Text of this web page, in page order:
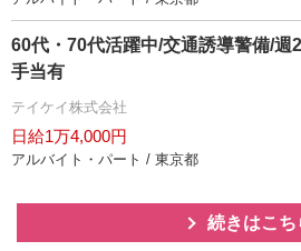
60代・70代活躍中/交通誘導警備/週
手当有
テイケイ株式会社
日給1万4,000円
アルバイト・パート / 東京都
続きはこち